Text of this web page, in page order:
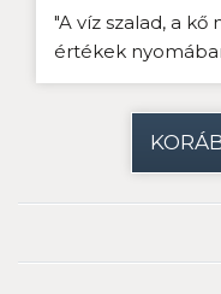
"A víz szalad, a
értékek